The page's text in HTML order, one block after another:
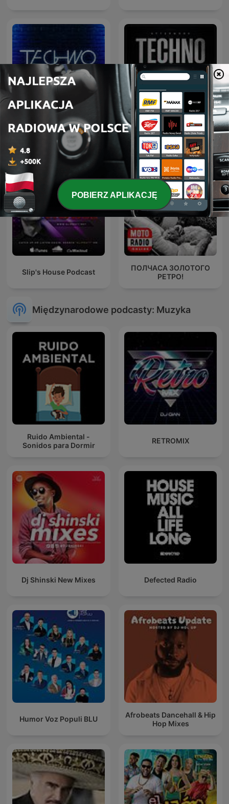
Techno Life
Afterwork Techno
Sessions – Techno
Podcast, Raw & Hypnotic
Techno Mixes
Slip's House Podcast
ПОЛЧАСА ЗОЛОТОГО
РЕТРО!
Międzynarodowe podcasty: Muzyka
Ruido Ambiental -
Sonidos para Dormir
RETROMIX
Dj Shinski New Mixes Defected Radio
Humor Voz Populi BLU
Afrobeats Dancehall & Hip
Hop Mixes
POBIERZ APLIKACJĘ